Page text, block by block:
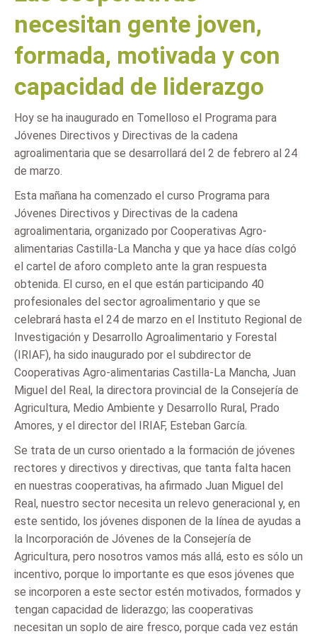
necesitan gente joven,
formada, motivada y con
capacidad de liderazgo
Hoy se ha inaugurado en Tomelloso el Programa para
Jóvenes Directivos y Directivas de la cadena
agroalimentaria que se desarrollará del 2 de febrero al 24
de marzo.
Esta mañana ha comenzado el curso Programa para
Jóvenes Directivos y Directivas de la cadena
agroalimentaria, organizado por Cooperativas Agro-
alimentarias Castilla-La Mancha y que ya hace días colgó
el cartel de aforo completo ante la gran respuesta
obtenida. El curso, en el que están participando 40
profesionales del sector agroalimentario y que se
celebrará hasta el 24 de marzo en el Instituto Regional de
Investigación y Desarrollo Agroalimentario y Forestal
(IRIAF), ha sido inaugurado por el subdirector de
Cooperativas Agro-alimentarias Castilla-La Mancha, Juan
Miguel del Real, la directora provincial de la Consejería de
Agricultura, Medio Ambiente y Desarrollo Rural, Prado
Amores, y el director del IRIAF, Esteban García.
Se trata de un curso orientado a la formación de jóvenes
rectores y directivos y directivas, que tanta falta hacen
en nuestras cooperativas, ha afirmado Juan Miguel del
Real, nuestro sector necesita un relevo generacional y, en
este sentido, los jóvenes disponen de la línea de ayudas a
la Incorporación de Jóvenes de la Consejería de
Agricultura, pero nosotros vamos más allá, esto es sólo un
incentivo, porque lo importante es que esos jóvenes que
se incorporen a este sector estén motivados, formados y
tengan capacidad de liderazgo; las cooperativas
necesitan un soplo de aire fresco, porque cada vez están